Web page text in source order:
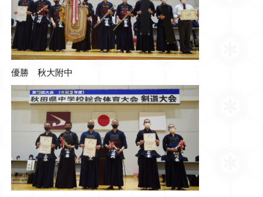
優勝 秋大附中